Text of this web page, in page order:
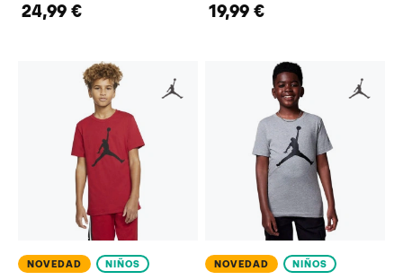
24,99 € 19,99 €
NOVEDAD NIÑOS NOVEDAD NIÑOS